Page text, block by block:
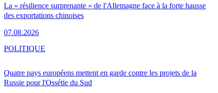
La « résilience surprenante » de l'Allemagne face à la forte hausse
des exportations chinoises
07.08.2026
Quatre pays européens mettent en garde contre les projets de la
Russie pour l'Ossétie du Sud
POLITIQUE